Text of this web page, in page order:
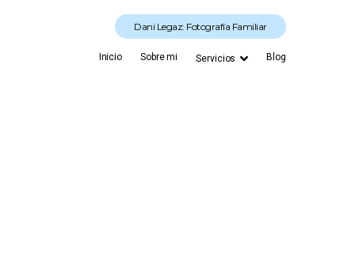
Dani Legaz: Fotografía Familiar
Inicio Sobre mi Servicios Blog